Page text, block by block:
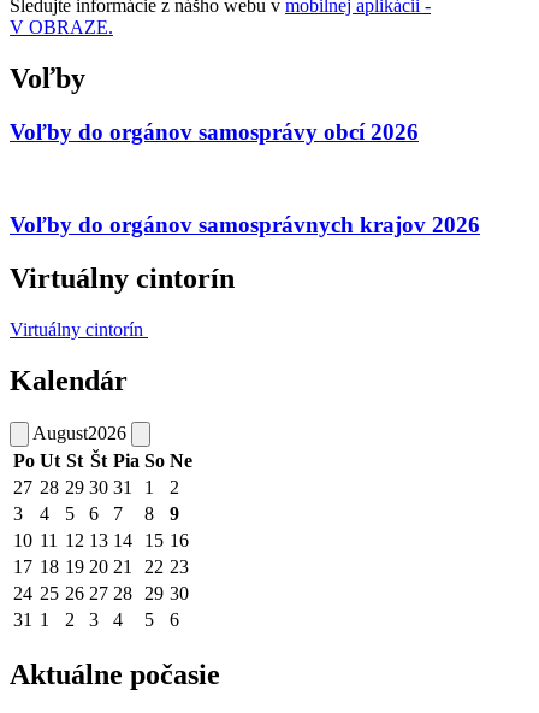
Sledujte informácie z nášho webu v mobilnej aplikácii -
V OBRAZE.
Voľby
Voľby do orgánov samosprávy obcí 2026
Voľby do orgánov samosprávnych krajov 2026
Virtuálny cintorín
Virtuálny cintorín
Kalendár
August2026
Po Ut St Št Pia So Ne
27 28 29 30 31 1
2
3
4 5 6 7 8
9
10 11 12 13 14 15 16
17 18 19 20 21 22 23
24 25 26 27 28 29 30
31 1 2 3 4 5 6
Aktuálne počasie